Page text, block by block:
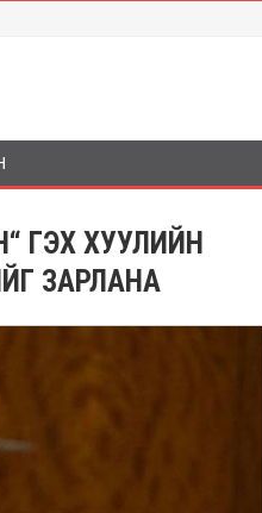
ГЭХ ХУУЛИЙН
ЗАРЛАНА